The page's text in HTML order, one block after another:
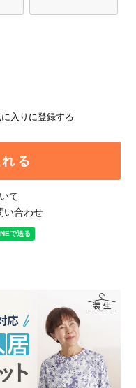
入りに登録する
る
て
い合わせ